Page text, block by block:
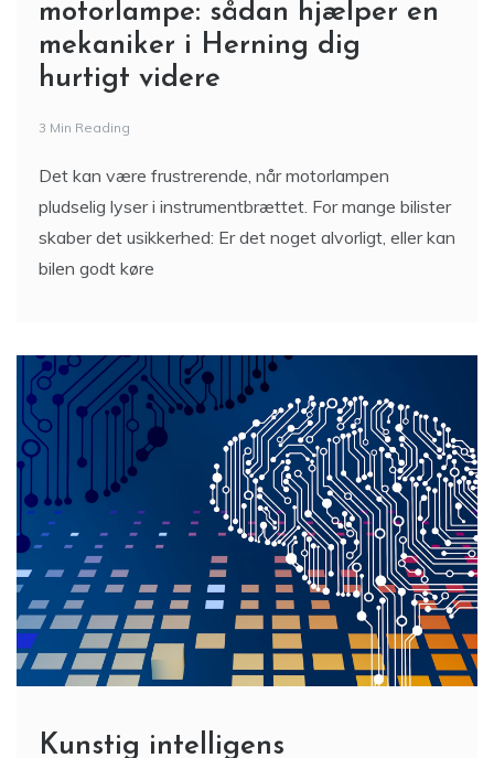
motorlampe: sådan hjælper en
mekaniker i Herning dig
hurtigt videre
3 Min Reading
Det kan være frustrerende, når motorlampen
pludselig lyser i instrumentbrættet. For mange bilister
skaber det usikkerhed: Er det noget alvorligt, eller kan
bilen godt køre
Kunstig intelligens